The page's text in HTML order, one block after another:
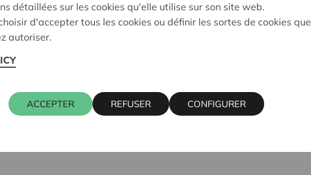
OP-DEN-BOS
Kontaktperson
alain.baeck@cera.coop
détaillées sur les cookies qu'elle utilise sur son site web.
d'accepter tous les cookies ou définir les sortes de cookies que
autoriser.
ACCEPTER REFUSER CONFIGURER